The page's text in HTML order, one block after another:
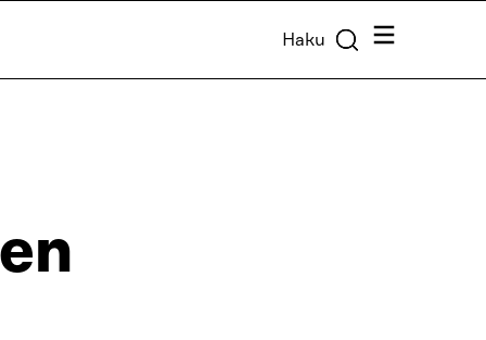
Haku Valikko